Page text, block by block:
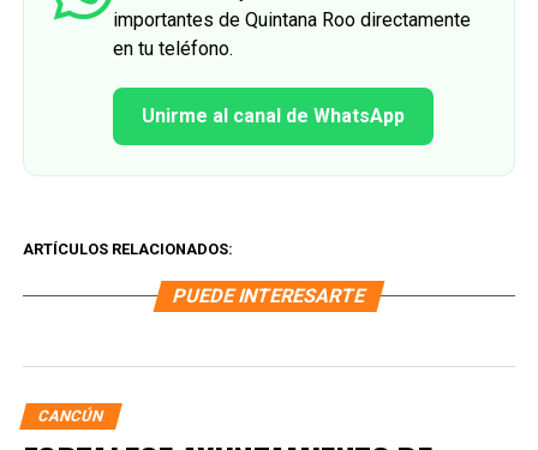
importantes de Quintana Roo directamente
en tu teléfono.
Unirme al canal de WhatsApp
ARTÍCULOS RELACIONADOS:
PUEDE INTERESARTE
CANCÚN